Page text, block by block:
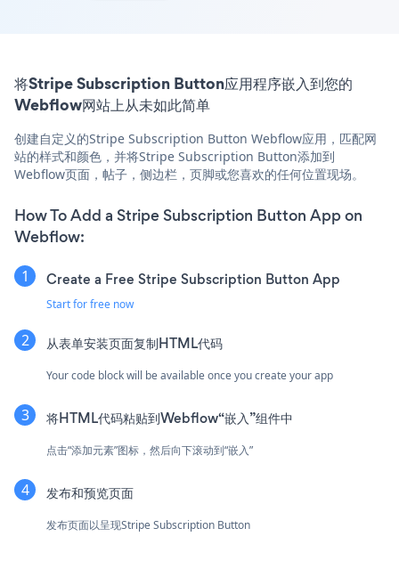
将Stripe Subscription Button应用程序嵌入到您的
Webflow网站上从未如此简单
创建自定义的Stripe Subscription Button Webflow应用，匹配网
站的样式和颜色，并将Stripe Subscription Button添加到
Webflow页面，帖子，侧边栏，页脚或您喜欢的任何位置现场。
How To Add a Stripe Subscription Button App on
Webflow:
Create a Free Stripe Subscription Button App
Start for free now
从表单安装页面复制HTML代码
Your code block will be available once you create your app
将HTML代码粘贴到Webflow“嵌入”组件中
点击“添加元素”图标，然后向下滚动到“嵌入”
发布和预览页面
发布页面以呈现Stripe Subscription Button